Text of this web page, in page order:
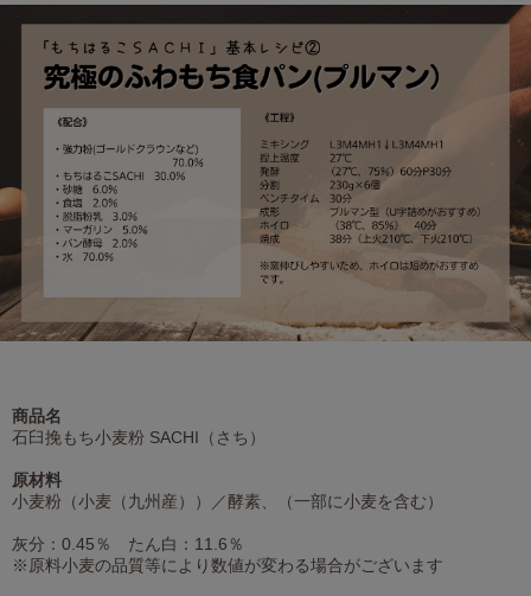
商品名
石臼挽もち小麦粉 SACHI（さち）
原材料
小麦粉（小麦（九州産））／酵素、（一部に小麦を含む）
灰分：0.45％ たん白：11.6％
※原料小麦の品質等により数値が変わる場合がございます